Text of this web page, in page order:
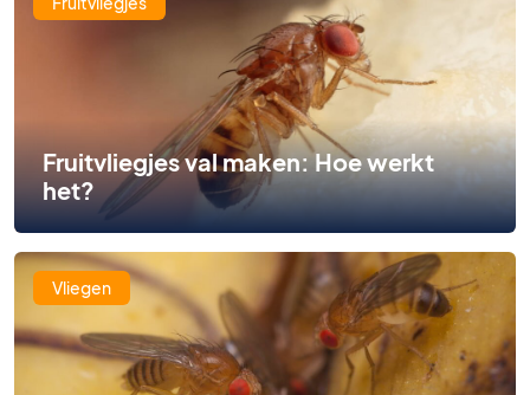
Fruitvliegjes val maken: Hoe werkt
het?
Vliegen